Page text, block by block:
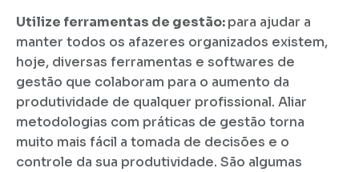
Utilize ferramentas de gestão:para ajudar a
manter todos os afazeres organizados existem,
hoje, diversas ferramentas e softwares de
gestão que colaboram para o aumento da
produtividade de qualquer profissional. Aliar
metodologias com práticas de gestão torna
muito mais fácil a tomada de decisões e o
controle da sua produtividade. São algumas